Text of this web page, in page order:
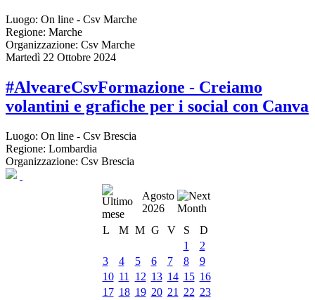
Luogo: On line - Csv Marche
Regione: Marche
Organizzazione: Csv Marche
Martedì 22 Ottobre 2024
#AlveareCsvFormazione - Creiamo
volantini e grafiche per i social con Canva
Luogo: On line - Csv Brescia
Regione: Lombardia
Organizzazione: Csv Brescia
Agosto
2026
L
M M G V S
D
1
2
3
4 5 6 7 8
9
10 11 12 13 14 15 16
17 18 19 20 21 22 23